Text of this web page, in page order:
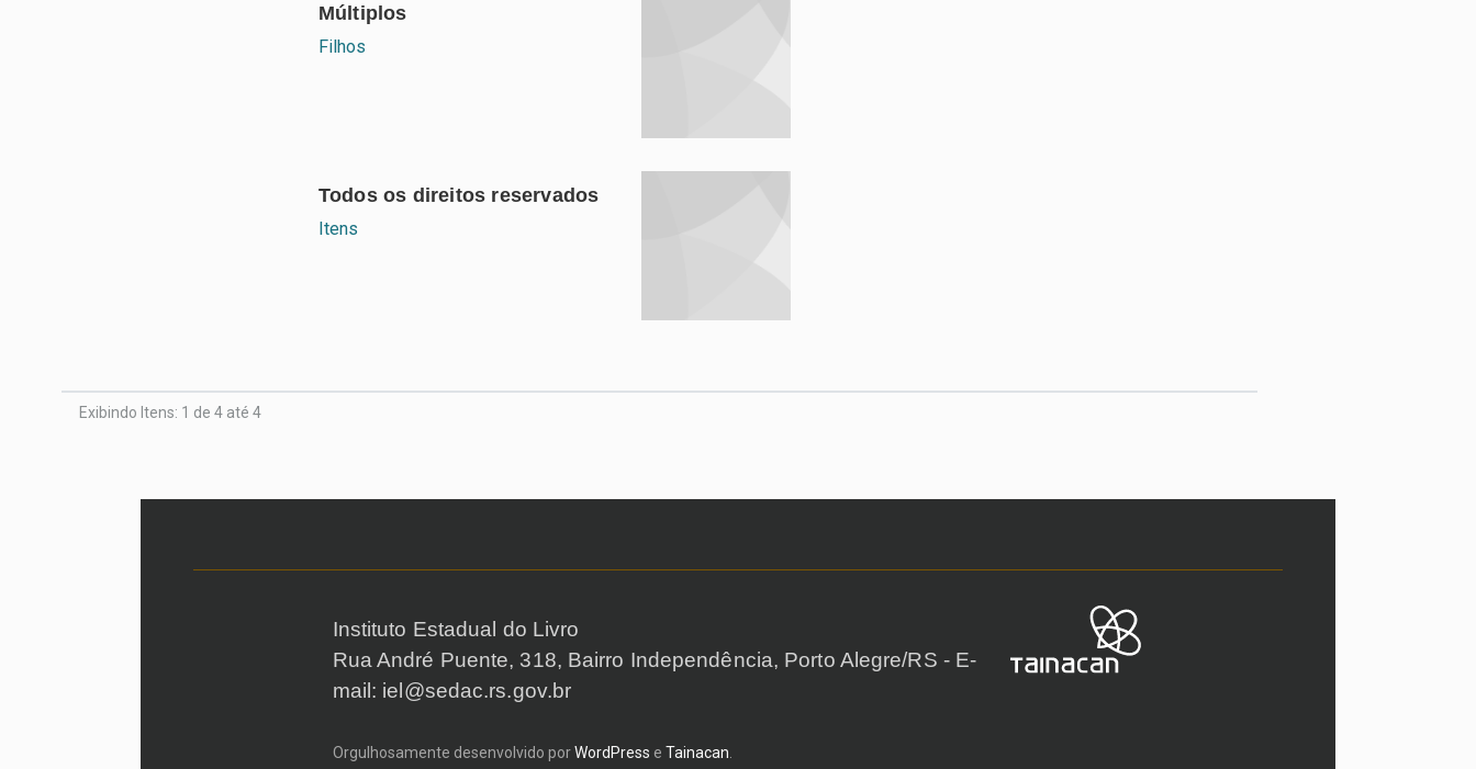
Múltiplos
Filhos
Todos os direitos reservados
Itens
Exibindo Itens: 1 de 4 até 4
Instituto Estadual do Livro
Rua André Puente, 318, Bairro Independência, Porto Alegre/RS - E-
mail: iel@sedac.rs.gov.br
Orgulhosamente desenvolvido porWordPress e Tainacan